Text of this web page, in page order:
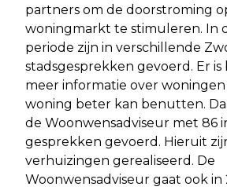
partners om de doorstroming
woningmarkt te stimuleren. In
periode zijn in verschillende
stadsgesprekken gevoerd. Er
meer informatie over woningen
woning beter kan benutten.
de Woonwensadviseur met 86
gesprekken gevoerd. Hieruit
verhuizingen gerealiseerd. De
Woonwensadviseur gaat ook in